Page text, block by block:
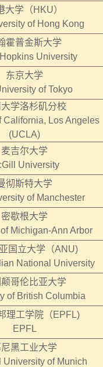
大学（HKU）
of Hong Kong
霍普金斯大学
University
东京大学
of Tokyo
学洛杉矶分校
California, Los Angeles
(UCLA)
麦吉尔大学
University
彻斯特大学
of Manchester
密歇根大学
Michigan-Ann Arbor
国立大学（ANU)
National University
哥伦比亚大学
of British Columbia
理工学院（EPFL)
EPFL
黑工业大学
University of Munich